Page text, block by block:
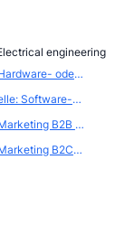
engineering
Praktikum in Hardware- oder Software-Entwicklung Medizintechnik / IT
Praktikumsstelle: Software-Entwicklung JAVA - Stammdaten
Werkstudent Marketing B2B (m/w/div.)
Werkstudent Marketing B2C (m/w/div.)